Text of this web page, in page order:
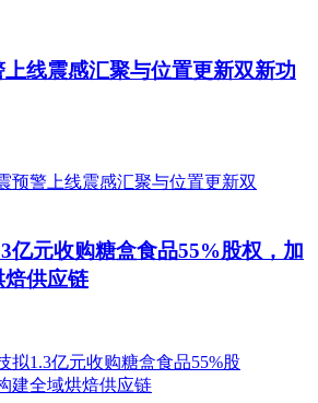
线震感汇聚与位置更新双新功
亿元收购糖盒食品55%股权，加
供应链